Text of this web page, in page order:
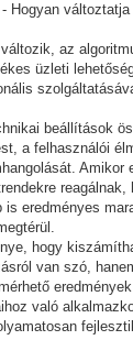
Hogyan
az
üzleti
beállítások
a felhasználói
eredményes
hogy
van szó,
való